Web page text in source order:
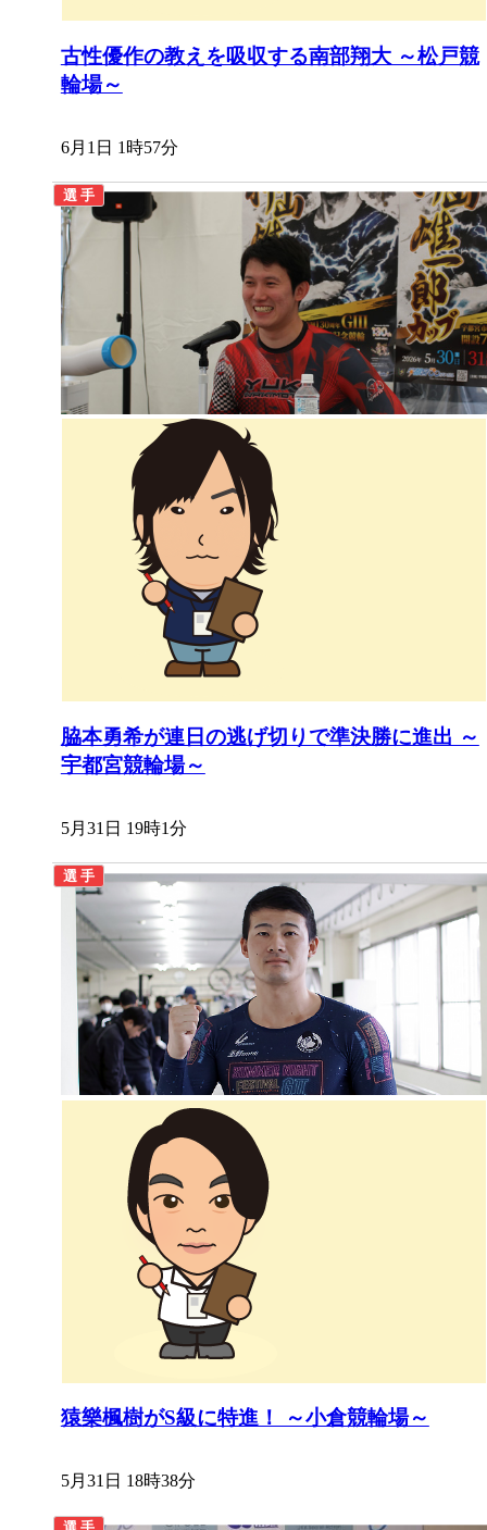
古性優作の教えを吸収する南部翔大 ～松戸競
輪場～
6月1日 1時57分
脇本勇希が連日の逃げ切りで準決勝に進出 ～
宇都宮競輪場～
5月31日 19時1分
猿樂楓樹がS級に特進！ ～小倉競輪場～
5月31日 18時38分